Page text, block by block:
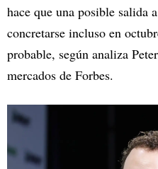
hace que una posible
concretarse incluso en
probable, según analiza
mercados de Forbes.